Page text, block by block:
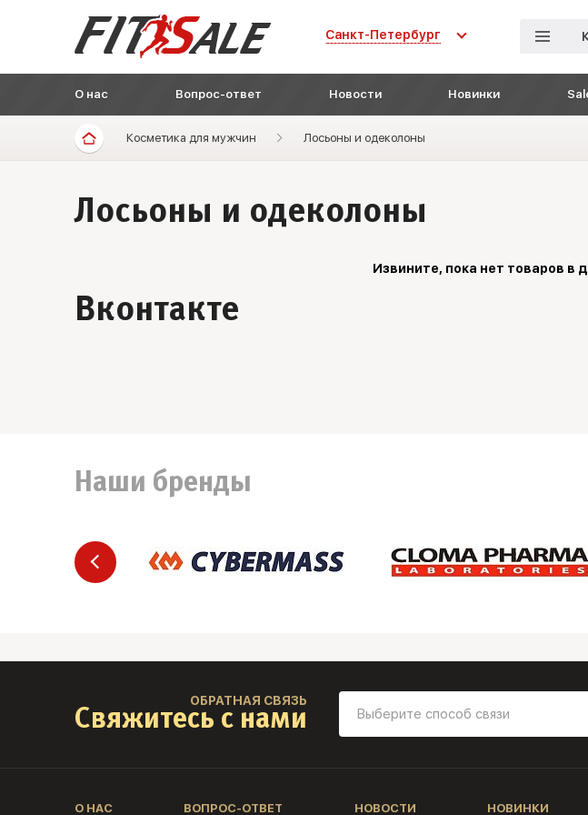
Санкт-Петербург
О нас Вопрос-ответ Новости Новинки
Косметика для мужчин Лосьоны и одеколоны
Лосьоны и одеколоны
Вконтакте
Извините, пока нет товаров в
Наши бренды
ОБРАТНАЯ СВЯЗЬ
Свяжитесь с нами
О НАС ВОПРОС-ОТВЕТ НОВОСТИ НОВИНКИ